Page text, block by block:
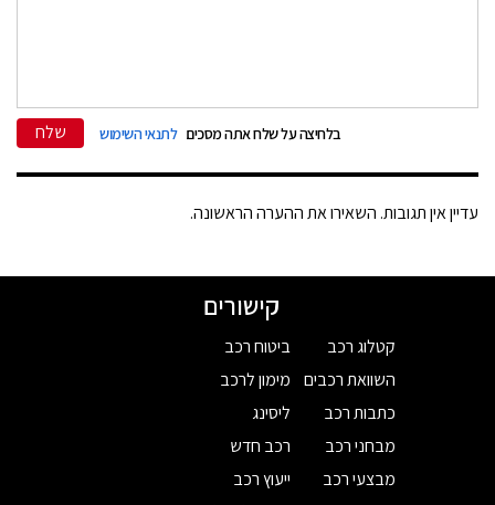
בלחיצה על שלח אתה מסכים לתנאי השימוש שלח
עדיין אין תגובות. השאירו את ההערה הראשונה.
קישורים
קטלוג רכב
השוואת רכבים
כתבות רכב
מבחני רכב
מבצעי רכב
ביטוח רכב
מימון לרכב
ליסינג
רכב חדש
ייעוץ רכב